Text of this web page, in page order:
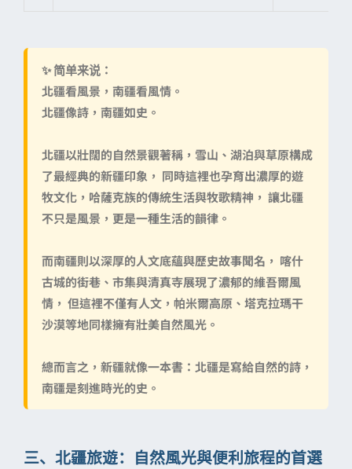
✨简单来说：
北疆看風景，南疆看風情。
北疆像詩，南疆如史。
北疆以壯闊的自然景觀著稱，雪山、湖泊與草原構成
了最經典的新疆印象， 同時這裡也孕育出濃厚的遊
牧文化， 哈薩克族的傳統生活與牧歌精神 ， 讓北疆
不只是風景，更是一種生活的韻律。
而南疆則以深厚的人文底蘊與歷史故事聞名， 喀什
古城的街巷、市集與清真寺展現了濃郁的維吾爾風
情， 但這裡不僅有人文， 帕米爾高原、塔克拉瑪干
沙漠等地同樣擁有壯美自然風光。
總而言之，新疆就像一本書： 北疆是寫給自然的詩，
南疆是刻進時光的史。
三、北疆旅遊：自然風光與便利旅程的首選